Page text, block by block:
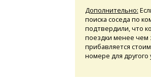
Дополнительно:
поиска соседа по
подтвердили, что
поездки менее чем
прибавляется
номере для другого